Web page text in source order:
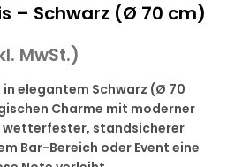
– Schwarz (Ø 70 cm)
MwSt.)
elegantem Schwarz (Ø 70
Charme mit moderner
wetterfester, standsicherer
Bar-Bereich oder Event eine